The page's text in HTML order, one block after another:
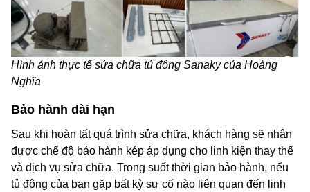
Hình ảnh thực tế sửa chữa tủ đông Sanaky của Hoàng
Nghĩa
Bảo hành dài hạn
Sau khi hoàn tất quá trình sửa chữa, khách hàng sẽ nhận
được chế độ bảo hành kép áp dụng cho linh kiện thay thế
và dịch vụ sửa chữa. Trong suốt thời gian bảo hành, nếu
tủ đông của bạn gặp bất kỳ sự cố nào liên quan đến linh